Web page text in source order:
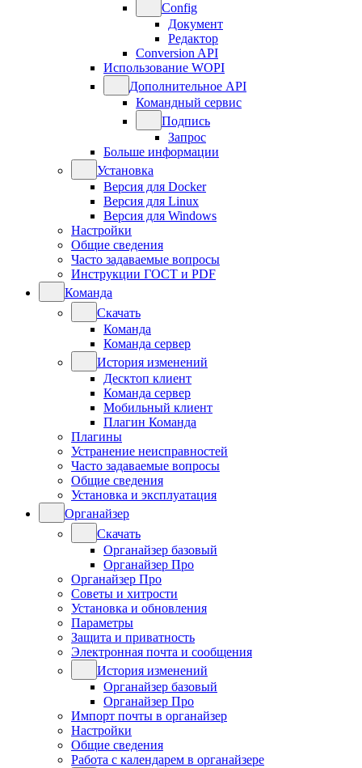
Config
Документ
Редактор
Conversion API
Использование WOPI
Дополнительное API
Командный сервис
Подпись
Запрос
Больше информации
Установка
Версия для Docker
Версия для Linux
Версия для Windows
Настройки
Общие сведения
Часто задаваемые вопросы
Инструкции ГОСТ и PDF
Команда
Скачать
Команда
Команда сервер
История изменений
Десктоп клиент
Команда сервер
Мобильный клиент
Плагин Команда
Плагины
Устранение неисправностей
Часто задаваемые вопросы
Общие сведения
Установка и эксплуатация
Органайзер
Скачать
Органайзер базовый
Органайзер Про
Органайзер Про
Советы и хитрости
Установка и обновления
Параметры
Защита и приватность
Электронная почта и сообщения
История изменений
Органайзер базовый
Органайзер Про
Импорт почты в органайзер
Настройки
Общие сведения
Работа с календарем в органайзере